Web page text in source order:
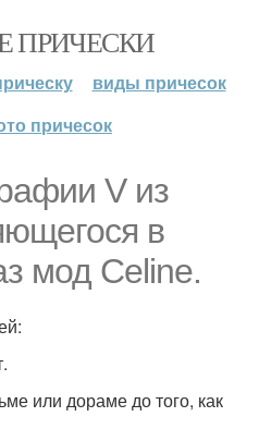
ПРИЧЕСКИ
виды причесок
причесок
V из
в
мод Celine.
или дораме до того, как